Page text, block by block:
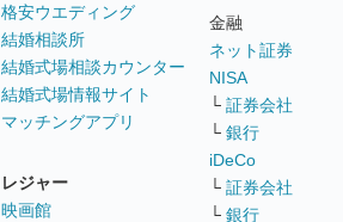
格安ウエディング
結婚相談所
結婚式場相談カウンター
結婚式場情報サイト
マッチングアプリ
レジャー
映画館
金融
ネット証券
NISA
└ 証券会社
└ 銀行
iDeCo
└ 証券会社
└ 銀行